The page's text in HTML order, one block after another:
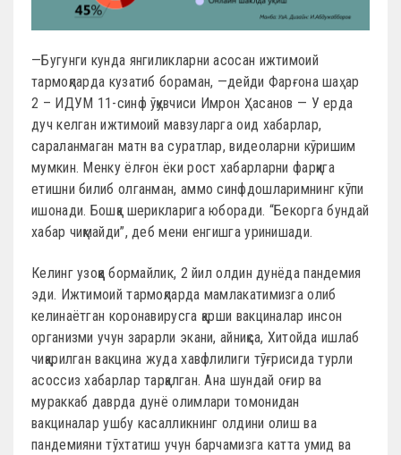
—Бугунги кунда янгиликларни асосан ижтимоий
тармоқларда кузатиб бораман, —дейди Фарғона шаҳар
2 – ИДУМ 11-синф ўқувчиси Имрон Ҳасанов — У ерда
дуч келган ижтимоий мавзуларга оид хабарлар,
сараланмаган матн ва суратлар, видеоларни кўришим
мумкин. Менку ёлғон ёки рост хабарларни фарқига
етишни билиб олганман, аммо синфдошларимнинг кўпи
ишонади. Бошқа шерикларига юборади. “Бекорга бундай
хабар чиқмайди”, деб мени енгишга уринишади.
Келинг узоққа бормайлик, 2 йил олдин дунёда пандемия
эди. Ижтимоий тармоқларда мамлакатимизга олиб
келинаётган коронавирусга қарши вакциналар инсон
организми учун зарарли экани, айниқса, Хитойда ишлаб
чиқарилган вакцина жуда хавфлилиги тўғрисида турли
асоссиз хабарлар тарқалган. Ана шундай оғир ва
мураккаб даврда дунё олимлари томонидан
вакциналар ушбу касалликнинг олдини олиш ва
пандемияни тўхтатиш учун барчамизга катта умид ва